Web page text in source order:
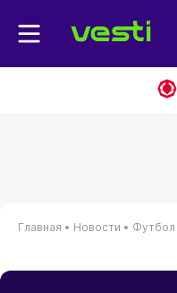
Главная • Новости • Футбол